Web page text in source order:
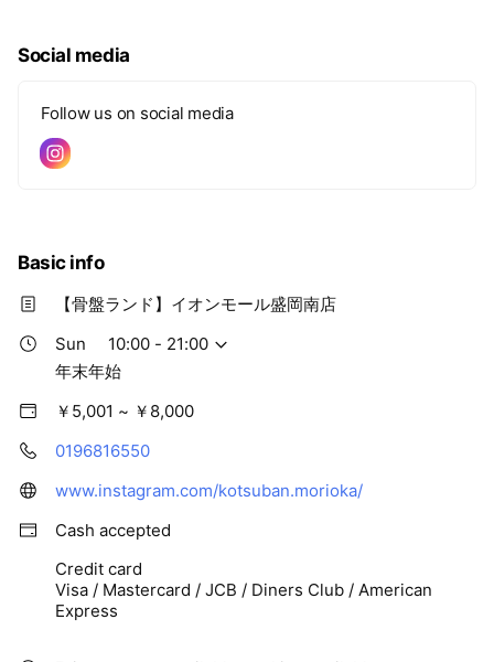
Social media
Follow us on social media
Basic info
【骨盤ランド】イオンモール盛岡南店
Sun
10:00 - 21:00
年末年始
￥5,001 ~ ￥8,000
0196816550
www.instagram.com/kotsuban.morioka/
Cash accepted
Credit card
Visa / Mastercard / JCB / Diners Club / American
Express